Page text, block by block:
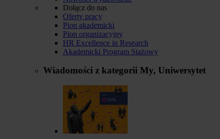
Dołącz do nas
Oferty pracy
Pion akademicki
Pion organizacyjny
HR Excellence in Research
Akademicki Program Stażowy
Wiadomości z kategorii My, Uniwersytet